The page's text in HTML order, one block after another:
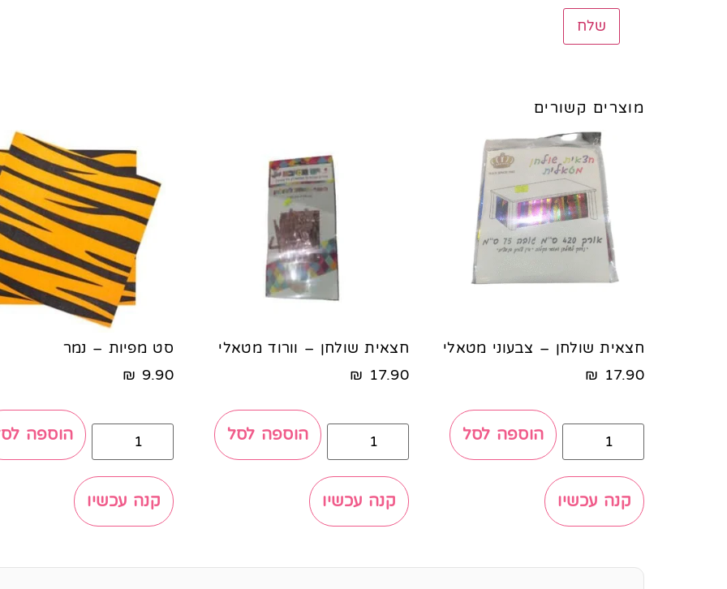
מוצרים קשורים
חצאית שולחן – צבעוני מטאלי
17.90
₪
הוספה לסל
קנה עכשיו
חצאית שולחן – וורוד מטאלי
17.90
₪
הוספה לסל
קנה עכשיו
סט מפיות – נמר
9.90
₪
הוספה
קנה עכשיו